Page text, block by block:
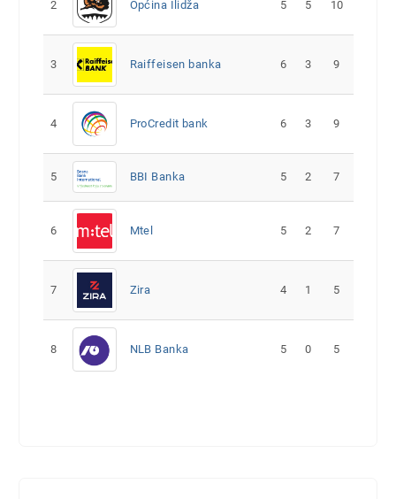
2 Općina Ilidža 5 5 10
3 Raiffeisen banka 6 3 9
4 ProCredit bank 6 3 9
5 BBI Banka 5 2 7
6 Mtel 5 2 7
7 Zira 4 1 5
8 NLB Banka 5 0 5